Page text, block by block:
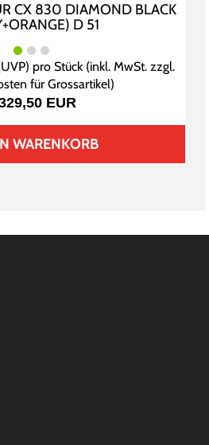
CX 830 DIAMOND BLACK
D 51
UVP) pro Stück (inkl. MwSt. zzgl.
für Grossartikel)
EUR
WARENKORB